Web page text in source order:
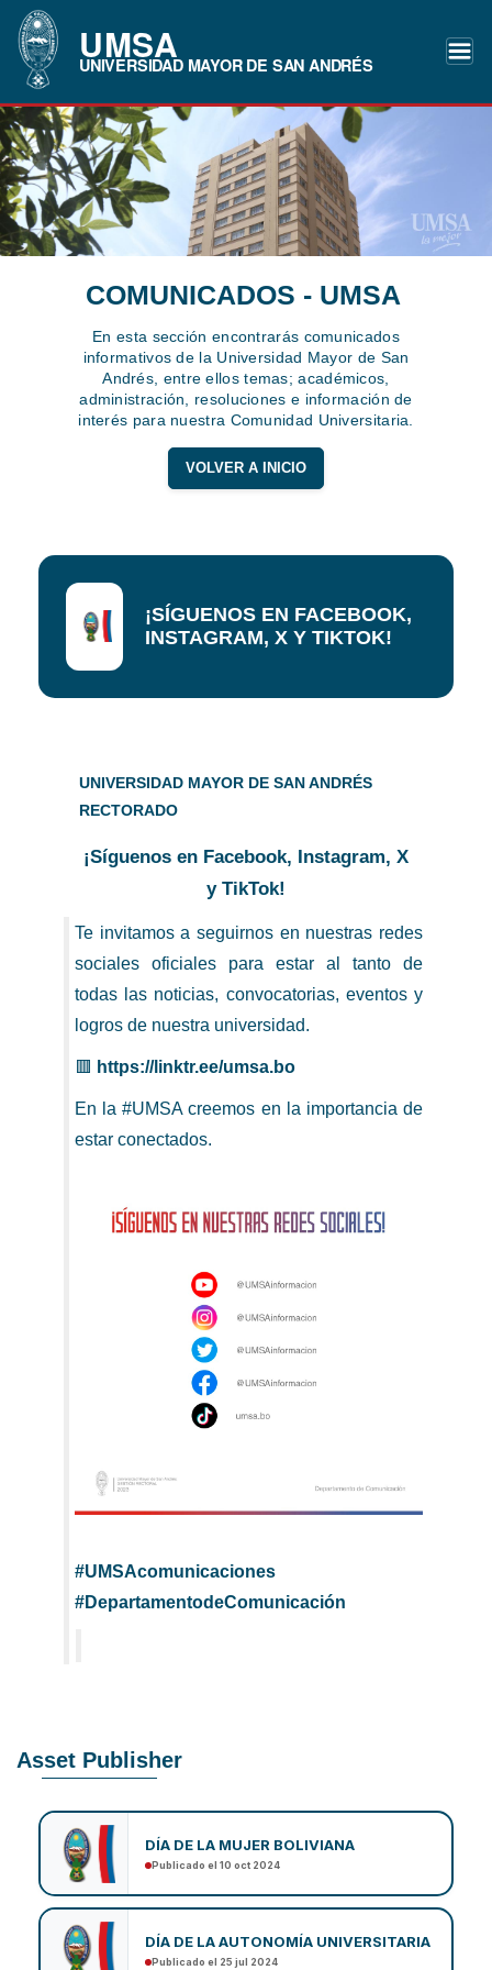
UMSA
UNIVERSIDAD MAYOR DE SAN ANDRÉS
COMUNICADOS - UMSA
En esta sección encontrarás comunicados
informativos de la Universidad Mayor de San
Andrés, entre ellos temas; académicos,
administración, resoluciones e información de
interés para nuestra Comunidad Universitaria.
VOLVER A INICIO
¡SÍGUENOS EN FACEBOOK,
INSTAGRAM, X Y TIKTOK!
UNIVERSIDAD MAYOR DE SAN ANDRÉS
RECTORADO
¡Síguenos en Facebook, Instagram, X
y TikTok!
Te invitamos a seguirnos en nuestras redes
sociales oficiales para estar al tanto de
todas las noticias, convocatorias, eventos y
logros de nuestra universidad.
🟥 https://linktr.ee/umsa.bo
En la #UMSA creemos en la importancia de
estar conectados.
#UMSAcomunicaciones
#DepartamentodeComunicación
Asset Publisher
DÍA DE LA MUJER BOLIVIANA
Publicado el 10 oct 2024
DÍA DE LA AUTONOMÍA UNIVERSITARIA
Publicado el 25 jul 2024